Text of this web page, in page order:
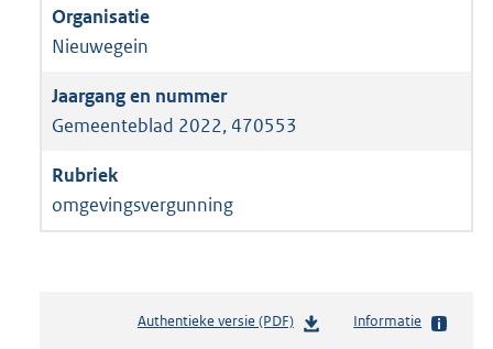
Nieuwegein
Gemeenteblad 2022, 470553
omgevingsvergunning
Authentieke versie (PDF)b
Informatie